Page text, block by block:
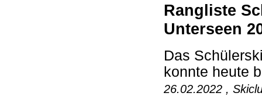
Rangliste
Unterseen
Das
konnte heute
26.02.2022 ,